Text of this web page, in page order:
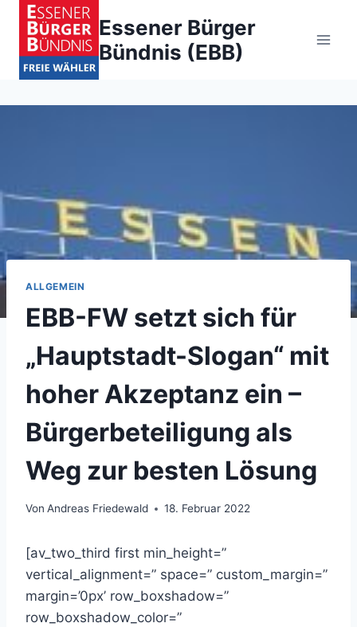
Zum
Inhalt
springen
Essener Bürger
Bündnis (EBB)
ALLGEMEIN
EBB-FW setzt sich für
„Hauptstadt-Slogan“ mit
hoher Akzeptanz ein –
Bürgerbeteiligung als
Weg zur besten Lösung
Von Andreas Friedewald 18. Februar 2022
[av_two_third first min_height=”
vertical_alignment=” space=” custom_margin=”
margin=’0px’ row_boxshadow=”
row_boxshadow_color=”